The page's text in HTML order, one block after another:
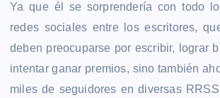
Ya que él se sorprendería con todo
redes sociales entre los escritores,
deben preocuparse por escribir, lograr
intentar ganar premios, sino también
miles de seguidores en diversas